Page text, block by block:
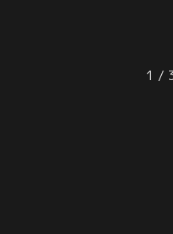
が来る気配がなく困惑が広がってゆ
く。だがここでついに蒙武が、今ま
1